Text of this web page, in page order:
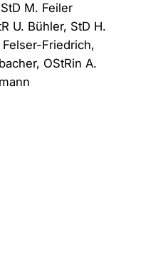
M. Feiler
U. Bühler, StD H.
Friedrich,
OStRin A.